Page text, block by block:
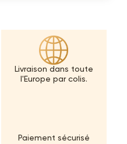
Livraison dans toute
l'Europe par colis.
Paiement sécurisé